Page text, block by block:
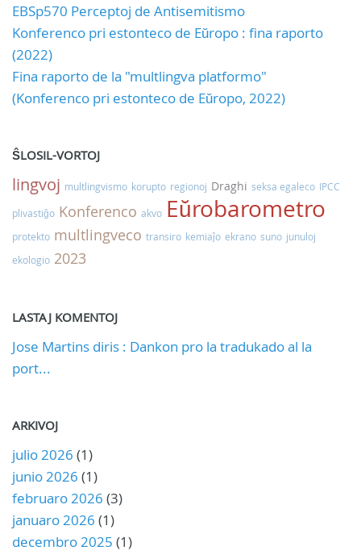
EBSp570 Perceptoj de Antisemitismo
Konferenco pri estonteco de Eŭropo : fina raporto
(2022)
Fina raporto de la "multlingva platformo"
(Konferenco pri estonteco de Eŭropo, 2022)
ŜLOSIL-VORTOJ
lingvoj multlingvismo korupto regionoj Draghi seksa egaleco IPCC
plivastiĝo Konferenco akvo Eŭrobarometro
protekto multlingveco transiro kemiaĵo ekrano suno junuloj
ekologio 2023
LASTAJ KOMENTOJ
Jose Martins diris : Dankon pro la tradukado al la
port...
ARKIVOJ
julio 2026 (1)
junio 2026 (1)
februaro 2026 (3)
januaro 2026 (1)
decembro 2025 (1)